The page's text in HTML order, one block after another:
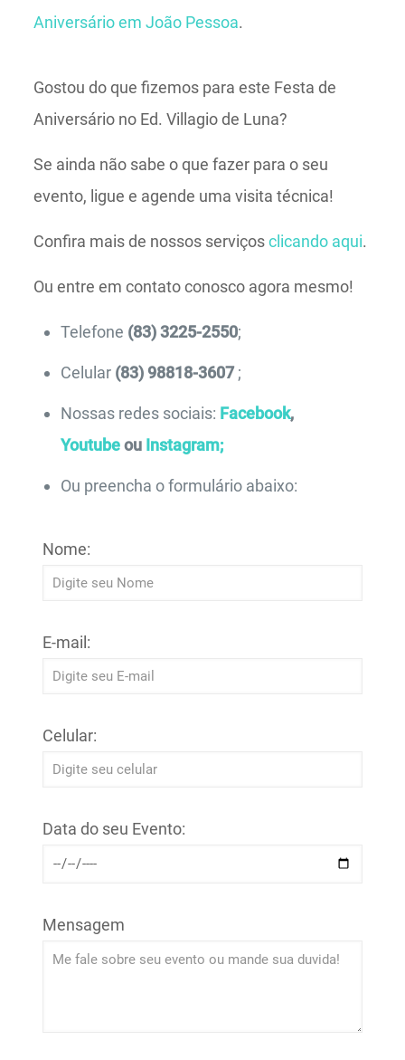
Aniversário em João Pessoa.
Gostou do que fizemos para este Festa de
Aniversário no Ed. Villagio de Luna?
Se ainda não sabe o que fazer para o seu
evento, ligue e agende uma visita técnica!
Confira mais de nossos serviçosclicando aqui.
Ou entre em contato conosco agora mesmo!
Telefone (83) 3225-2550;
Celular (83) 98818-3607 ;
Nossas redes sociais: Facebook,
Youtubeou Instagram;
Ou preencha o formulário abaixo:
Nome:
E-mail:
Celular:
Data do seu Evento:
Mensagem